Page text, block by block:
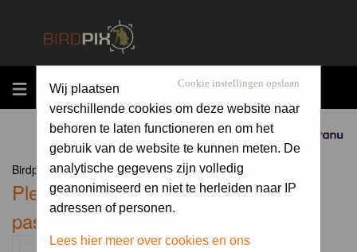
MENU
Sponsored by
Cookie instellingen opslaan
Wij plaatsen
verschillende cookies om deze website naar
behoren te laten functioneren en om het
gebruik van de website te kunnen meten. De
analytische gegevens zijn volledig
geanonimiseerd en niet te herleiden naar IP
adressen of personen.
Lees hier meer over cookies en ons
Birdpix.nl Forum Index
Please enter your username and
password to log in.